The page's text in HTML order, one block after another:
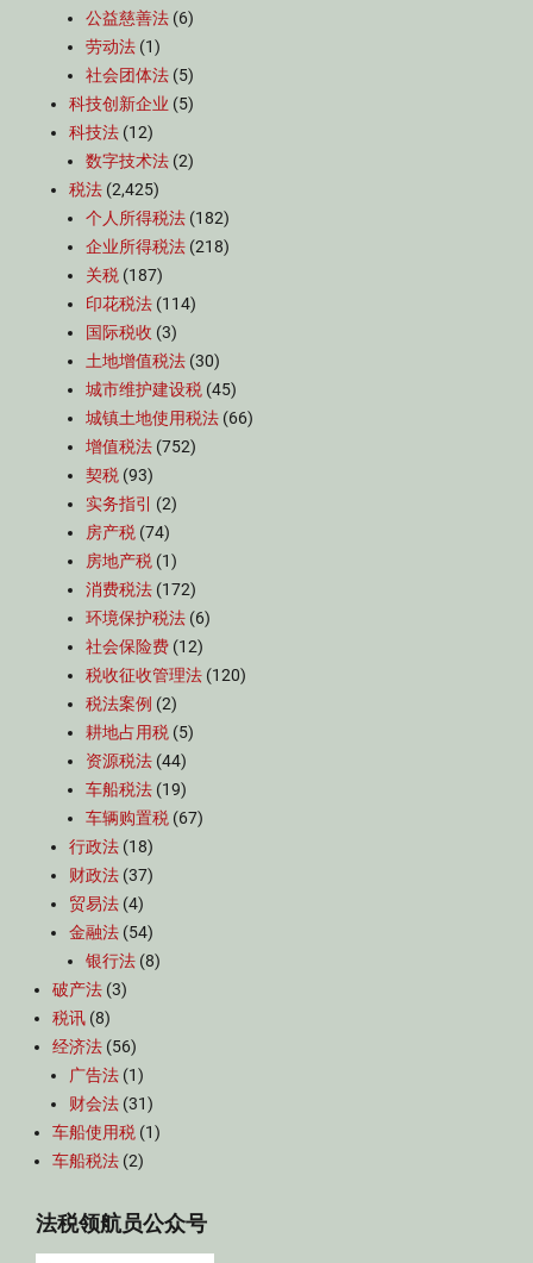
公益慈善法 (6)
劳动法 (1)
社会团体法 (5)
科技创新企业 (5)
科技法 (12)
数字技术法 (2)
税法 (2,425)
个人所得税法 (182)
企业所得税法 (218)
关税 (187)
印花税法 (114)
国际税收 (3)
土地增值税法 (30)
城市维护建设税 (45)
城镇土地使用税法 (66)
增值税法 (752)
契税 (93)
实务指引
(2)
房产税 (74)
房地产税 (1)
消费税法 (172)
环境保护税法 (6)
社会保险费 (12)
税收征收管理法 (120)
税法案例 (2)
耕地占用税 (5)
资源税法 (44)
车船税法 (19)
车辆购置税 (67)
行政法 (18)
财政法 (37)
贸易法 (4)
金融法 (54)
银行法 (8)
破产法 (3)
税讯 (8)
经济法 (56)
广告法 (1)
财会法 (31)
车船使用税 (1)
车船税法 (2)
法税领航员公众号